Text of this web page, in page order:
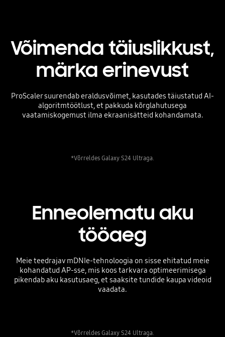
Võimenda täiuslikkust,
märka erinevust
ProScaler suurendab eraldusvõimet, kasutades täiustatud AI-
algoritmtöötlust, et pakkuda kõrglahutusega
vaatamiskogemust ilma ekraanisätteid kohandamata.
*Võrreldes Galaxy S24 Ultraga.
Enneolematu aku
tööaeg
Meie teedrajav mDNIe-tehnoloogia on sisse ehitatud meie
kohandatud AP-sse, mis koos tarkvara optimeerimisega
pikendab aku kasutusaeg, et saaksite tundide kaupa videoid
vaadata.
*Võrreldes Galaxy S24 Ultraga.